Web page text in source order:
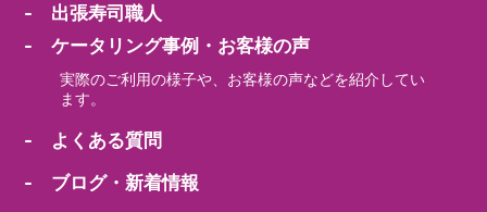
- 出張寿司職人
- ケータリング事例・お客様の声
実際のご利用の様子や、お客様の声などを紹介してい
ます。
- よくある質問
- ブログ・新着情報